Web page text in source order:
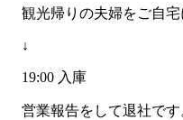
観光帰りの夫婦をご自宅
↓
19:00 入庫
営業報告をして退社です